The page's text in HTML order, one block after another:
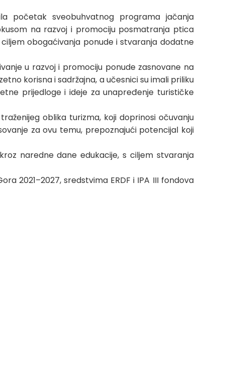
početak sveobuhvatnog programa jačanja
na razvoj i promociju posmatranja ptica
obogaćivanja ponude i stvaranja dodatne
u razvoj i promociju ponude zasnovane na
korisna i sadržajna, a učesnici su imali priliku
prijedloge i ideje za unapređenje turističke
oblika turizma, koji doprinosi očuvanju
za ovu temu, prepoznajući potencijal koji
naredne dane edukacije, s ciljem stvaranja
2021–2027, sredstvima ERDF i IPA III fondova